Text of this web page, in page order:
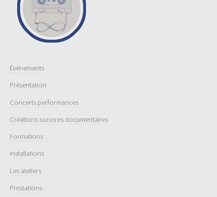
Événements
Présentation
Concerts performances
Créations sonores documentaires
Formations
Installations
Les ateliers
Prestations